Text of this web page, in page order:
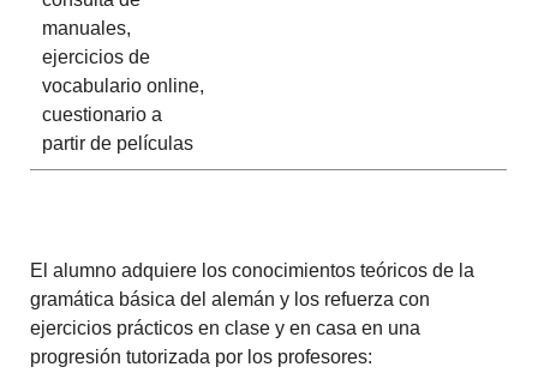
manuales,
ejercicios de
vocabulario online,
cuestionario a
partir de películas
El alumno adquiere los conocimientos teóricos de la
gramática básica del alemán y los refuerza con
ejercicios prácticos en clase y en casa en una
progresión tutorizada por los profesores: